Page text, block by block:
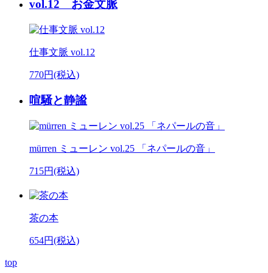
vol.12 お金文脈
仕事文脈 vol.12
770円(税込)
喧騒と静謐
mürren ミューレン vol.25 「ネパールの音」
715円(税込)
茶の本
654円(税込)
top